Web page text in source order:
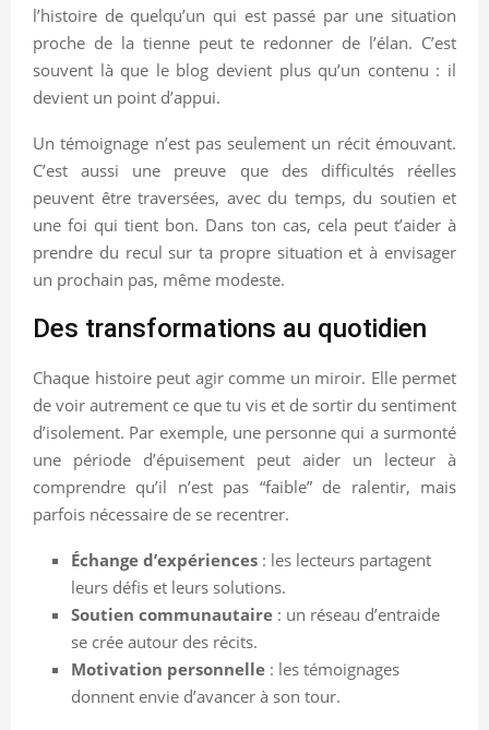
l’histoire de quelqu’un qui est passé par une situation
proche de la tienne peut te redonner de l’élan. C’est
souvent là que le blog devient plus qu’un contenu : il
devient un point d’appui.
Un témoignage n’est pas seulement un récit émouvant.
C’est aussi une preuve que des difficultés réelles
peuvent être traversées, avec du temps, du soutien et
une foi qui tient bon. Dans ton cas, cela peut t’aider à
prendre du recul sur ta propre situation et à envisager
un prochain pas, même modeste.
Des transformations au quotidien
Chaque histoire peut agir comme un miroir. Elle permet
de voir autrement ce que tu vis et de sortir du sentiment
d’isolement. Par exemple, une personne qui a surmonté
une période d’épuisement peut aider un lecteur à
comprendre qu’il n’est pas “faible” de ralentir, mais
parfois nécessaire de se recentrer.
Échange d’expériences : les lecteurs partagent
leurs défis et leurs solutions.
Soutien communautaire : un réseau d’entraide
se crée autour des récits.
Motivation personnelle : les témoignages
donnent envie d’avancer à son tour.